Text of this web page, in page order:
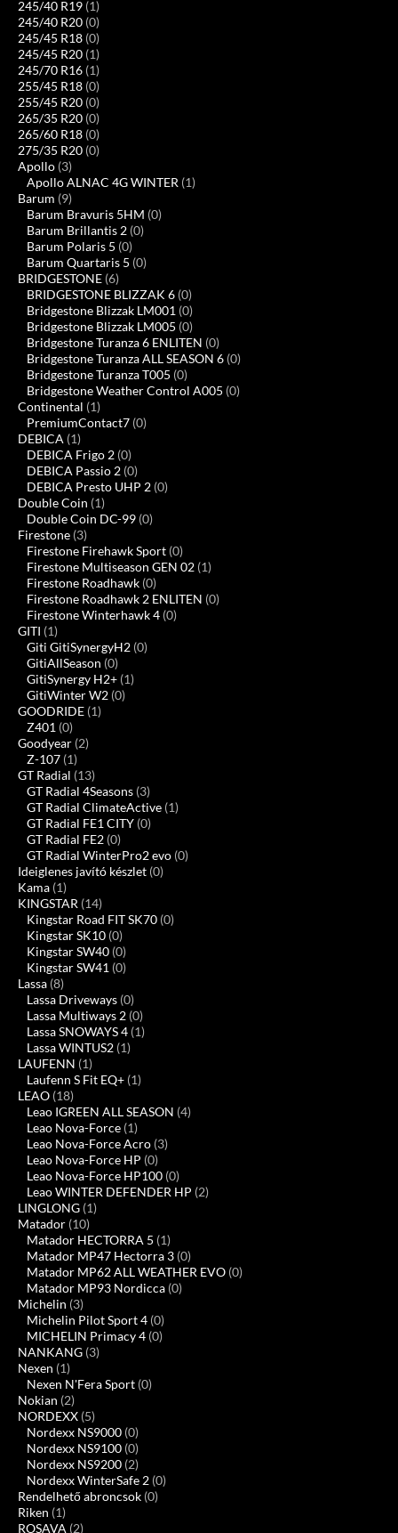
245/40 R19 (1)
245/40 R20 (0)
245/45 R18 (0)
245/45 R20 (1)
245/70 R16 (1)
255/45 R18 (0)
255/45 R20 (0)
265/35 R20 (0)
265/60 R18 (0)
275/35 R20 (0)
Apollo (3)
Apollo ALNAC 4G WINTER (1)
Barum (9)
Barum Bravuris 5HM (0)
Barum Brillantis 2 (0)
Barum Polaris 5 (0)
Barum Quartaris 5 (0)
BRIDGESTONE (6)
BRIDGESTONE BLIZZAK 6 (0)
Bridgestone Blizzak LM001 (0)
Bridgestone Blizzak LM005 (0)
Bridgestone Turanza 6 ENLITEN (0)
Bridgestone Turanza ALL SEASON 6 (0)
Bridgestone Turanza T005 (0)
Bridgestone Weather Control A005 (0)
Continental (1)
PremiumContact7 (0)
DEBICA (1)
DEBICA Frigo 2 (0)
DEBICA Passio 2 (0)
DEBICA Presto UHP 2 (0)
Double Coin (1)
Double Coin DC-99 (0)
Firestone (3)
Firestone Firehawk Sport (0)
Firestone Multiseason GEN 02 (1)
Firestone Roadhawk (0)
Firestone Roadhawk 2 ENLITEN (0)
Firestone Winterhawk 4 (0)
GITI (1)
Giti GitiSynergyH2 (0)
GitiAllSeason (0)
GitiSynergy H2+ (1)
GitiWinter W2 (0)
GOODRIDE (1)
Z401 (0)
Goodyear (2)
Z-107 (1)
GT Radial (13)
GT Radial 4Seasons (3)
GT Radial ClimateActive (1)
GT Radial FE1 CITY (0)
GT Radial FE2 (0)
GT Radial WinterPro2 evo (0)
Ideiglenes javító készlet (0)
Kama (1)
KINGSTAR (14)
Kingstar Road FIT SK70 (0)
Kingstar SK10 (0)
Kingstar SW40 (0)
Kingstar SW41 (0)
Lassa (8)
Lassa Driveways (0)
Lassa Multiways 2 (0)
Lassa SNOWAYS 4 (1)
Lassa WINTUS2 (1)
LAUFENN (1)
Laufenn S Fit EQ+ (1)
LEAO (18)
Leao IGREEN ALL SEASON (4)
Leao Nova-Force (1)
Leao Nova-Force Acro (3)
Leao Nova-Force HP (0)
Leao Nova-Force HP100 (0)
Leao WINTER DEFENDER HP (2)
LINGLONG (1)
Matador (10)
Matador HECTORRA 5 (1)
Matador MP47 Hectorra 3 (0)
Matador MP62 ALL WEATHER EVO (0)
Matador MP93 Nordicca (0)
Michelin (3)
Michelin Pilot Sport 4 (0)
MICHELIN Primacy 4 (0)
NANKANG (3)
Nexen (1)
Nexen N'Fera Sport (0)
Nokian (2)
NORDEXX (5)
Nordexx NS9000 (0)
Nordexx NS9100 (0)
Nordexx NS9200 (2)
Nordexx WinterSafe 2 (0)
Rendelhető abroncsok (0)
Riken (1)
ROSAVA (2)